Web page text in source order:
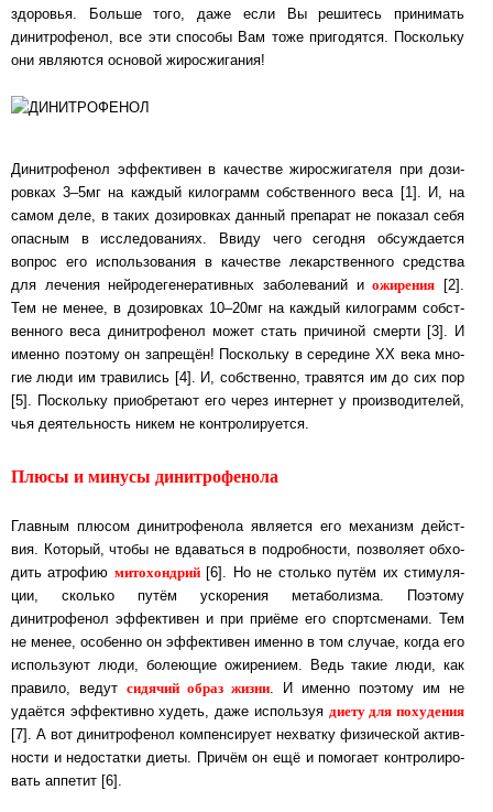
здо­ро­вья. Боль­ше того, даже если Вы ре­ши­тесь при­ни­мать
динитрофенол, все эти спо­со­бы Вам тоже при­го­дят­ся. Пос­коль­ку
они яв­ля­ют­ся ос­но­вой жиро­сжи­га­ния!
Динитрофенол эффективен в качестве жиро­сжи­га­те­ля при до­зи­
ров­ках 3‒5мг на каждый кило­грамм соб­с­т­вен­но­го веса [1]. И, на
са­мом деле, в таких до­зи­ров­ках дан­ный пре­па­рат не по­ка­зал себя
опас­ным в ис­сле­до­ва­ни­ях. Вви­ду чего се­год­ня об­суж­да­ет­ся
вопрос его ис­поль­зо­ва­ния в ка­чест­ве ле­карст­вен­но­го средства
для ле­че­ния нейро­де­ге­не­ра­тив­ных за­бо­ле­ва­ний иожи­ре­ния [2].
Тем не менее, в до­зи­ров­ках 10‒20мг на каж­дый кило­грамм соб­с­т­
вен­но­го веса динитро­фе­нол может стать при­чи­ной смерти [3]. И
имен­но поэтому он зап­ре­щён! Пос­коль­ку в се­ре­ди­не XX века мно­
гие люди им тра­ви­лись [4]. И, соб­с­т­вен­но, тра­вят­ся им до сих пор
[5]. Пос­коль­ку при­об­ре­та­ют его через ин­тер­нет у про­из­во­ди­те­лей,
чья де­я­тель­ность никем не конт­ро­ли­ру­ет­ся.
Плюсы и минусы динитрофенола
Главным плюсом динитрофенола является его ме­ха­низм дейст­
вия. Ко­то­рый, чтобы не вда­вать­ся в под­роб­нос­ти, поз­во­ля­ет об­хо­
дить ат­ро­фию мито­хонд­рий[6]. Но не столь­ко путём их сти­му­ля­
ции, сколько путём ус­ко­ре­ния ме­та­бо­лиз­ма. По­э­то­му
динитрофенол эф­фек­ти­вен и при приёме его спортс­ме­на­ми. Тем
не менее, осо­бен­но он эф­фек­ти­вен имен­но в том случае, когда его
ис­поль­зу­ют люди, бо­ле­ю­щие ожи­ре­ни­ем. Ведь такие люди, как
пра­ви­ло, ве­дутси­дя­чий об­раз жиз­ни . И имен­но по­э­то­му им не
удаётся эф­фек­тив­но худеть, даже ис­поль­зуя ди­е­ту для по­ху­де­ния
[7]. А вот ди­нитро­фе­нол ком­пен­си­ру­ет не­хват­ку фи­зи­чес­кой ак­тив­
нос­ти и не­дос­тат­ки диеты. Причём он ещё и по­мо­га­ет конт­ро­ли­ро­
вать ап­пе­тит [6].